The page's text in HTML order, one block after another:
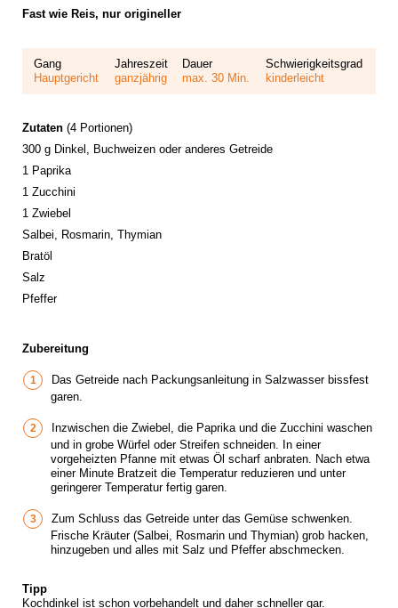
Fast wie Reis, nur origineller
Gang
Hauptgericht
Jahreszeit
ganzjährig
Dauer
max. 30 Min.
Schwierigkeitsgrad
kinderleicht
Zutaten (4 Portionen)
300 g Dinkel, Buchweizen oder anderes Getreide
1 Paprika
1 Zucchini
1 Zwiebel
Salbei, Rosmarin, Thymian
Bratöl
Salz
Pfeffer
Zubereitung
Das Getreide nach Packungsanleitung in Salzwasser bissfest
garen.
Inzwischen die Zwiebel, die Paprika und die Zucchini waschen
und in grobe Würfel oder Streifen schneiden. In einer
vorgeheizten Pfanne mit etwas Öl scharf anbraten. Nach etwa
einer Minute Bratzeit die Temperatur reduzieren und unter
geringerer Temperatur fertig garen.
Zum Schluss das Getreide unter das Gemüse schwenken.
Frische Kräuter (Salbei, Rosmarin und Thymian) grob hacken,
hinzugeben und alles mit Salz und Pfeffer abschmecken.
Tipp
Kochdinkel ist schon vorbehandelt und daher schneller gar.